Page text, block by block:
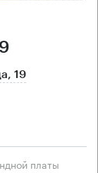
19
платы